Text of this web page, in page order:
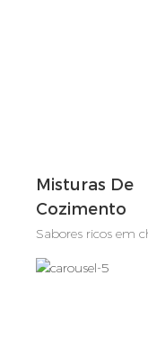
Misturas De
Cozimento
Sabores ricos em